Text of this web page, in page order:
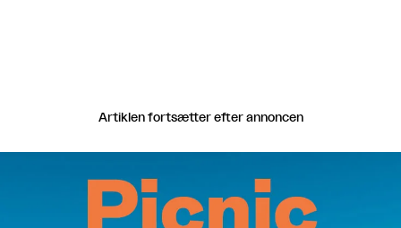
Artiklen fortsætter efter annoncen